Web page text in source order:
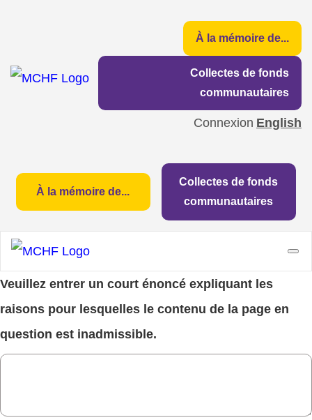
À la mémoire de...
Collectes de fonds
communautaires
Connexion English
À la mémoire de...
Collectes de fonds
communautaires
Veuillez entrer un court énoncé expliquant les
raisons pour lesquelles le contenu de la page en
question est inadmissible.